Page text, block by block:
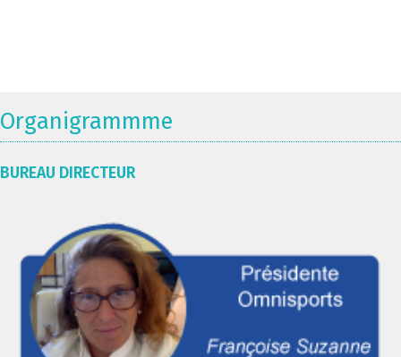
Organigrammme
BUREAU DIRECTEUR